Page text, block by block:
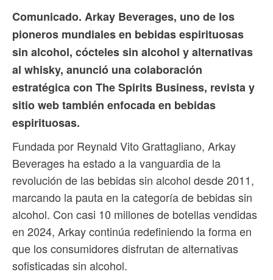
Comunicado. Arkay Beverages, uno de los
pioneros mundiales en bebidas espirituosas
sin alcohol, cócteles sin alcohol y alternativas
al whisky, anunció una colaboración
estratégica con The Spirits Business, revista y
sitio web también enfocada en bebidas
espirituosas.
Fundada por Reynald Vito Grattagliano, Arkay
Beverages ha estado a la vanguardia de la
revolución de las bebidas sin alcohol desde 2011,
marcando la pauta en la categoría de bebidas sin
alcohol. Con casi 10 millones de botellas vendidas
en 2024, Arkay continúa redefiniendo la forma en
que los consumidores disfrutan de alternativas
sofisticadas sin alcohol.